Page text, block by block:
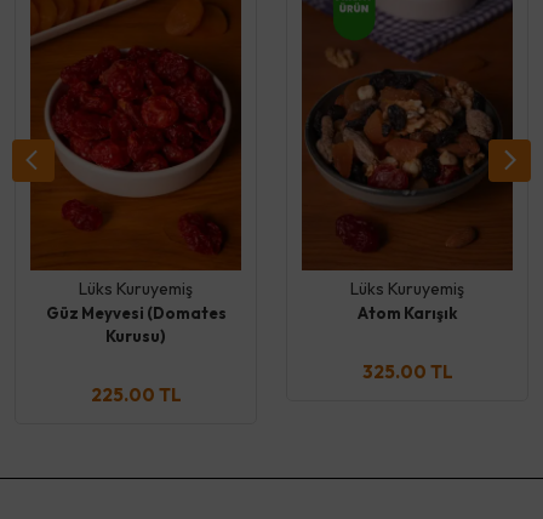
Lüks Kuruyemiş
Güz Meyvesi (Domates
Kurusu)
225.00 TL
Lüks Kuruyemiş
Atom Karışık
325.00 TL